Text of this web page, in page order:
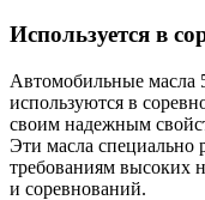
Используется в
Автомобильные масла
используются в
своим надежным
Эти масла специально
требованиям высоких
и соревнований.